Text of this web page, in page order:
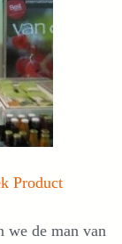
Product
we de man van